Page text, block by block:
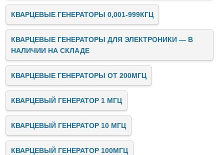
КВАРЦЕВЫЕ ГЕНЕРАТОРЫ 0,001-999КГЦ
КВАРЦЕВЫЕ ГЕНЕРАТОРЫ ДЛЯ ЭЛЕКТРОНИКИ — В
НАЛИЧИИ НА СКЛАДЕ
КВАРЦЕВЫЕ ГЕНЕРАТОРЫ ОТ 200МГЦ
КВАРЦЕВЫЙ ГЕНЕРАТОР 1 МГЦ
КВАРЦЕВЫЙ ГЕНЕРАТОР 10 МГЦ
КВАРЦЕВЫЙ ГЕНЕРАТОР 100МГЦ